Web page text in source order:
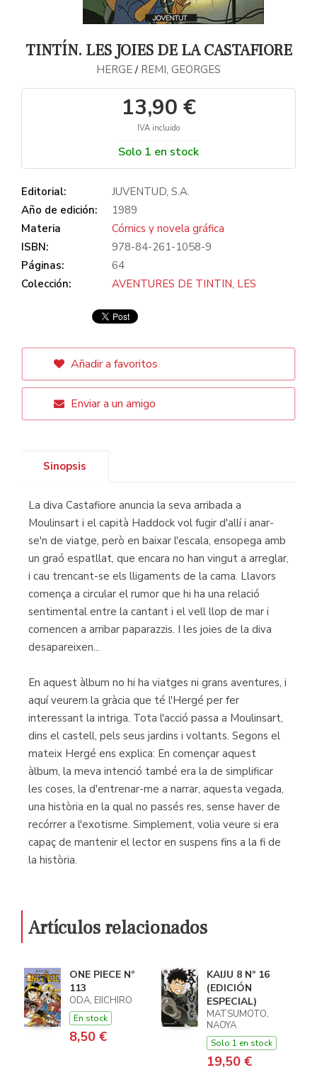
TINTÍN. LES JOIES DE LA CASTAFIORE
HERGE/ REMI, GEORGES
13,90 €
IVA incluido
Solo 1 en stock
Editorial:
JUVENTUD, S.A.
Año de edición:
1989
Materia
Cómics y novela gráfica
ISBN:
978-84-261-1058-9
Páginas:
64
Colección:
AVENTURES DE TINTIN, LES
Añadir a favoritos
Enviar a un amigo
Sinopsis
La diva Castafiore anuncia la seva arribada a
Moulinsart i el capità Haddock vol fugir d'allí i anar-
se'n de viatge, però en baixar l'escala, ensopega amb
un graó espatllat, que encara no han vingut a arreglar,
i cau trencant-se els lligaments de la cama. Llavors
comença a circular el rumor que hi ha una relació
sentimental entre la cantant i el vell llop de mar i
comencen a arribar paparazzis. I les joies de la diva
desapareixen...
En aquest àlbum no hi ha viatges ni grans aventures, i
aquí veurem la gràcia que té l'Hergé per fer
interessant la intriga. Tota l'acció passa a Moulinsart,
dins el castell, pels seus jardins i voltants. Segons el
mateix Hergé ens explica: En començar aquest
àlbum, la meva intenció també era la de simplificar
les coses, la d'entrenar-me a narrar, aquesta vegada,
una història en la qual no passés res, sense haver de
recórrer a l'exotisme. Simplement, volia veure si era
capaç de mantenir el lector en suspens fins a la fi de
la història.
Artículos relacionados
ONE PIECE Nº
113
ODA, EIICHIRO
En stock
8,50 €
KAIJU 8 Nº 16
(EDICIÓN
ESPECIAL)
MATSUMOTO,
NAOYA
Solo 1 en stock
19,50 €